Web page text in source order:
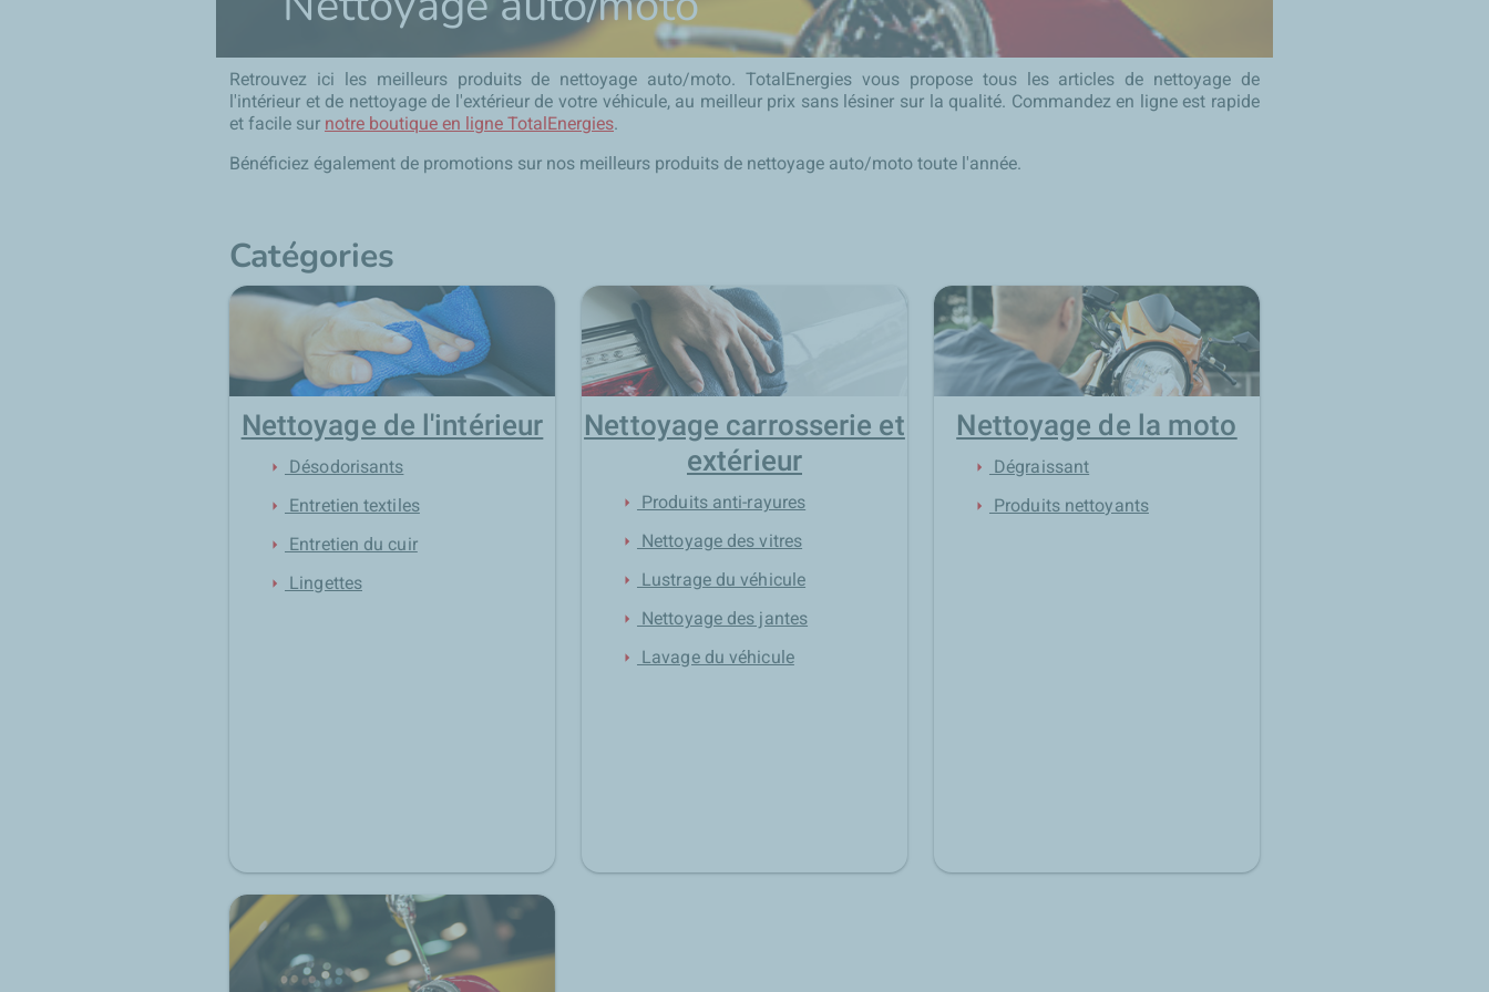
Retrouvez ici les meilleurs produits de nettoyage auto/moto. TotalEnergies vous propose tous les articles de nettoyage de
l'intérieur et de nettoyage de l'extérieur de votre véhicule, au meilleur prix sans lésiner sur la qualité. Commandez en ligne est rapide
et facile sur notre boutique en ligne TotalEnergies.
Bénéficiez également de promotions sur nos meilleurs produits de nettoyage auto/moto toute l'année.
Catégories
Nettoyage de l'intérieur
arrow_right Désodorisants
arrow_right Entretien textiles
arrow_right Entretien du cuir
arrow_right Lingettes
Nettoyage carrosserie et
extérieur
arrow_right Produits anti-rayures
arrow_right Nettoyage des vitres
arrow_right Lustrage du véhicule
arrow_right Nettoyage des jantes
arrow_right Lavage du véhicule
Nettoyage de la moto
arrow_right Dégraissant
arrow_right Produits nettoyants